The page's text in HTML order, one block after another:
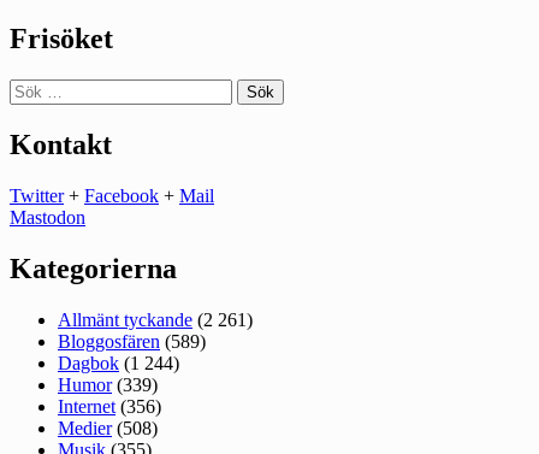
Frisöket
Sök
efter:
Kontakt
Twitter+ Facebook + Mail
Mastodon
Kategorierna
Allmänt tyckande (2 261)
Bloggosfären (589)
Dagbok (1 244)
Humor(339)
Internet (356)
Medier(508)
Musik (355)